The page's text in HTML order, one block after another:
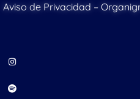
Aviso de Privacidad –